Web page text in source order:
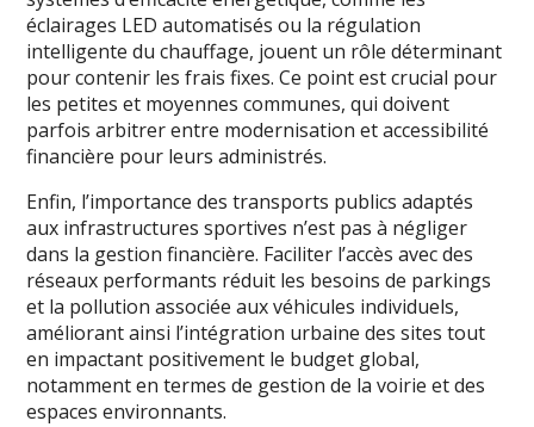
éclairages LED automatisés ou la régulation
intelligente du chauffage, jouent un rôle déterminant
pour contenir les frais fixes. Ce point est crucial pour
les petites et moyennes communes, qui doivent
parfois arbitrer entre modernisation et accessibilité
financière pour leurs administrés.
Enfin, l’importance des transports publics adaptés
aux infrastructures sportives n’est pas à négliger
dans la gestion financière. Faciliter l’accès avec des
réseaux performants réduit les besoins de parkings
et la pollution associée aux véhicules individuels,
améliorant ainsi l’intégration urbaine des sites tout
en impactant positivement le budget global,
notamment en termes de gestion de la voirie et des
espaces environnants.